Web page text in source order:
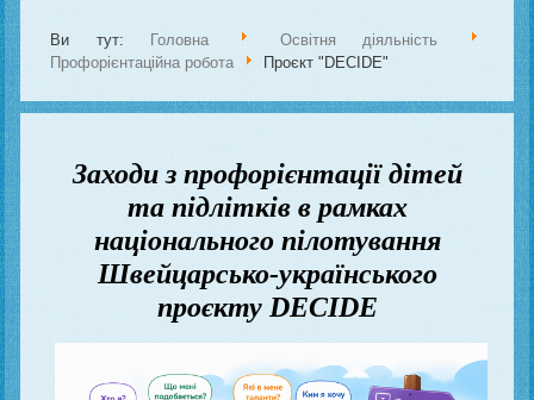
Ви тут: Головна
Освітня діяльність
Профорієнтаційна робота
Проєкт "DECIDE"
Заходи з профорієнтації дітей
та підлітків в рамках
національного пілотування
Швейцарсько-українського
проєкту DECIDE